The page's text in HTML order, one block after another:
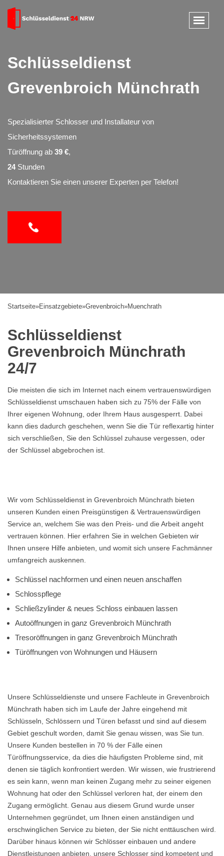
Schlüsseldienst
Grevenbroich Münchrath
Spezialisierter Schlosser und Installateur von
Sicherheitssystemen
Türöffnung ab 39 €,
24Stunden
Kontaktieren Sie einen unserer Experten per Telefon!
Startseite»Einsatzgebiete»Grevenbroich»Muenchrath
Schlüsseldienst
Grevenbroich Münchrath
24/7
Die meisten die sich im Internet nach einem vertrauenswürdigen
Schlüsseldienst umschauen haben sich zu 75% der Fälle von
Ihrer eigenen Wohnung, oder Ihrem Haus ausgesperrt. Dabei
kann dies dadurch geschehen, wenn Sie die Tür reflexartig hinter
sich verschließen, Sie den Schlüssel zuhause vergessen, oder
der Schlüssel abgebrochen ist.
Wir vom Schlüsseldienst in Grevenbroich Münchrath bieten
unseren Kunden einen Preisgünstigen & Vertrauenswürdigen
Service an, welchem Sie was den Preis- und die Arbeit angeht
vertrauen können. Hier erfahren Sie in welchen Gebieten wir
Ihnen unsere Hilfe anbieten, und womit sich unsere Fachmänner
umfangreich auskennen.
Schlüssel nachformen und einen neuen anschaffen
Schlosspflege
Schließzylinder & neues Schloss einbauen lassen
Autoöffnungen in ganz Grevenbroich Münchrath
Tresoröffnungen in ganz Grevenbroich Münchrath
Türöffnungen von Wohnungen und Häusern
Unsere Schlüsseldienste und unsere Fachleute in Grevenbroich
Münchrath haben sich im Laufe der Jahre eingehend mit
Schlüsseln, Schlössern und Türen befasst und sind auf diesem
Gebiet geschult worden, damit Sie genau wissen, was Sie tun.
Unsere Kunden bestellen in 70 % der Fälle einen
Türöffnungsservice, da dies die häufigsten Probleme sind, mit
denen sie täglich konfrontiert werden. Wir wissen, wie frustrierend
es sein kann, wenn man keinen Zugang mehr zu seiner eigenen
Wohnung hat oder den Schlüssel verloren hat, der einem den
Zugang ermöglicht. Genau aus diesem Grund wurde unser
Unternehmen gegründet, um Ihnen einen anständigen und
erschwinglichen Service zu bieten, der Sie nicht enttäuschen wird.
Darüber hinaus können wir Schlösser einbauen und andere
Dienstleistungen anbieten, unsere Schlosser sind kompetent und